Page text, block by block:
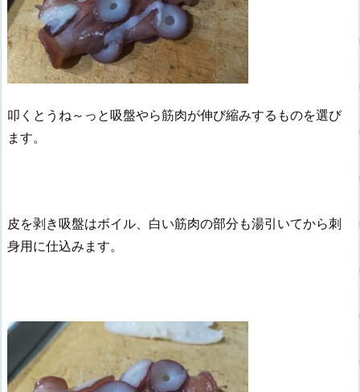
叩くとうね～っと吸盤やら筋肉が伸び縮みするものを選び
ます。
皮を剥き吸盤はボイル、白い筋肉の部分も湯引いてから刺
身用に仕込みます。